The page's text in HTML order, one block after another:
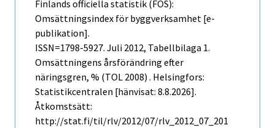
Finlands officiella statistik (FOS):
Omsättningsindex för byggverksamhet [e-
publikation].
ISSN=1798-5927. Juli 2012, Tabellbilaga 1.
Omsättningens årsförändring efter
näringsgren, % (TOL 2008) . Helsingfors:
Statistikcentralen [hänvisat: 8.8.2026].
Åtkomstsätt:
http://stat.fi/til/rlv/2012/07/rlv_2012_07_201